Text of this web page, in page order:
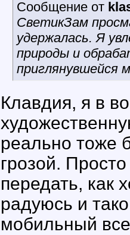
Сообщение от
СветикЗам
удержалась. Я
природы и
приглянувшейся
Клавдия, я в
реально тоже
грозой.
передать, как
радуюсь и
мобильный